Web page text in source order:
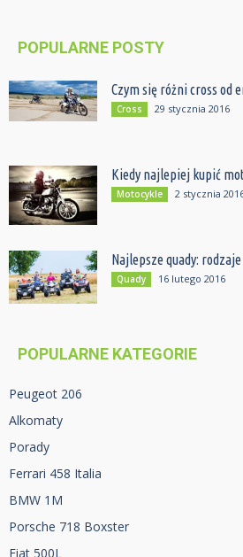
POPULARNE POSTY
Czym się różni cross od
Cross 29 stycznia 2016
Kiedy najlepiej kupić
Motocykle 2 stycznia
Najlepsze quady:
Quady 16 lutego 2016
POPULARNE KATEGORIE
Peugeot 206
Alkomaty
Porady
Ferrari 458 Italia
BMW 1M
Porsche 718 Boxster
Fiat 500L